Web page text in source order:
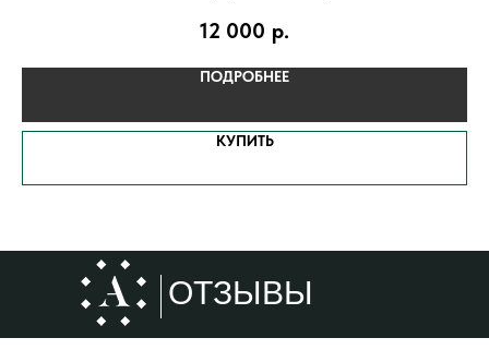
12 000 р.
ПОДРОБНЕЕ
КУПИТЬ
ОТЗЫВЫ